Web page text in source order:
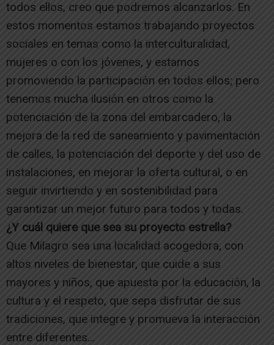
todos ellos, creo que podremos alcanzarlos. En
estos momentos estamos trabajando proyectos
sociales en temas como la interculturalidad,
mujeres o con los jóvenes, y estamos
promoviendo la participación en todos ellos; pero
tenemos mucha ilusión en otros como la
potenciación de la zona del embarcadero, la
mejora de la red de saneamiento y pavimentación
de calles, la potenciación del deporte y del uso de
instalaciones, en mejorar la oferta cultural, o en
seguir invirtiendo y en sostenibilidad para
garantizar un mejor futuro para todos y todas.
¿Y cuál quiere que sea su proyecto estrella?
Que Milagro sea una localidad acogedora, con
altos niveles de bienestar, que cuide a sus
mayores y niños, que apuesta por la educación, la
cultura y el respeto, que sepa disfrutar de sus
tradiciones, que integre y promueva la interacción
entre diferentes…